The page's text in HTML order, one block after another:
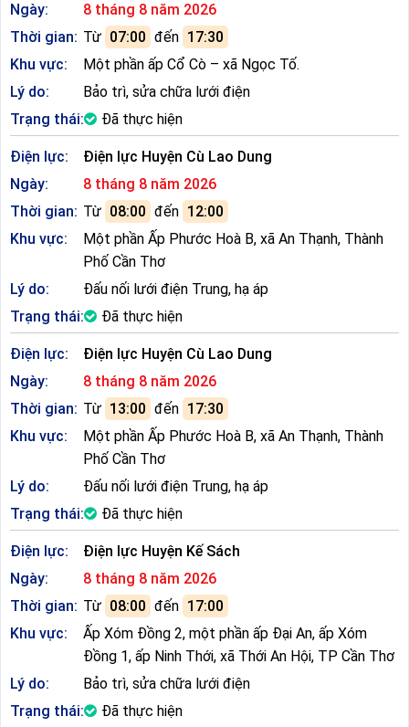
Ngày:
8 tháng 8 năm 2026
Thời gian: Từ 07:00 đến 17:30
Khu vực:
Một phần ấp Cổ Cò – xã Ngọc Tố.
Lý do:
Bảo trì, sửa chữa lưới điện
Trạng thái:
Đã thực hiện
Điện lực:
Điện lực Huyện Cù Lao Dung
Ngày:
8 tháng 8 năm 2026
Thời gian: Từ 08:00 đến 12:00
Khu vực:
Một phần Ấp Phước Hoà B, xã An Thạnh, Thành
Phố Cần Thơ
Lý do:
Đấu nối lưới điện Trung, hạ áp
Trạng thái:
Đã thực hiện
Điện lực:
Điện lực Huyện Cù Lao Dung
Ngày:
8 tháng 8 năm 2026
Thời gian: Từ 13:00 đến 17:30
Khu vực:
Một phần Ấp Phước Hoà B, xã An Thạnh, Thành
Phố Cần Thơ
Lý do:
Đấu nối lưới điện Trung, hạ áp
Trạng thái:
Đã thực hiện
Điện lực:
Điện lực Huyện Kế Sách
Ngày:
8 tháng 8 năm 2026
Thời gian: Từ 08:00 đến 17:00
Khu vực:
Ấp Xóm Đồng 2, một phần ấp Đại An, ấp Xóm
Đồng 1, ấp Ninh Thới, xã Thới An Hội, TP Cần Thơ
Lý do:
Bảo trì, sửa chữa lưới điện
Trạng thái:
Đã thực hiện